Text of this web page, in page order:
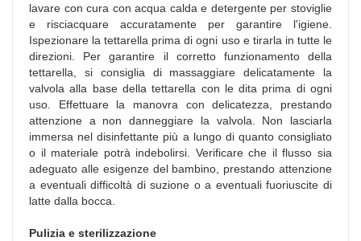
lavare con cura con acqua calda e detergente per stoviglie
e risciacquare accuratamente per garantire l'igiene.
Ispezionare la tettarella prima di ogni uso e tirarla in tutte le
direzioni. Per garantire il corretto funzionamento della
tettarella, si consiglia di massaggiare delicatamente la
valvola alla base della tettarella con le dita prima di ogni
uso. Effettuare la manovra con delicatezza, prestando
attenzione a non danneggiare la valvola. Non lasciarla
immersa nel disinfettante più a lungo di quanto consigliato
o il materiale potrà indebolirsi. Verificare che il flusso sia
adeguato alle esigenze del bambino, prestando attenzione
a eventuali difficoltà di suzione o a eventuali fuoriuscite di
latte dalla bocca.
Pulizia e sterilizzazione